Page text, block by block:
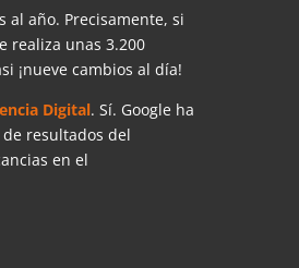
al año. Precisamente, si
realiza unas 3.200
¡nueve cambios al día!
Digital. Sí. Google ha
resultados del
en el